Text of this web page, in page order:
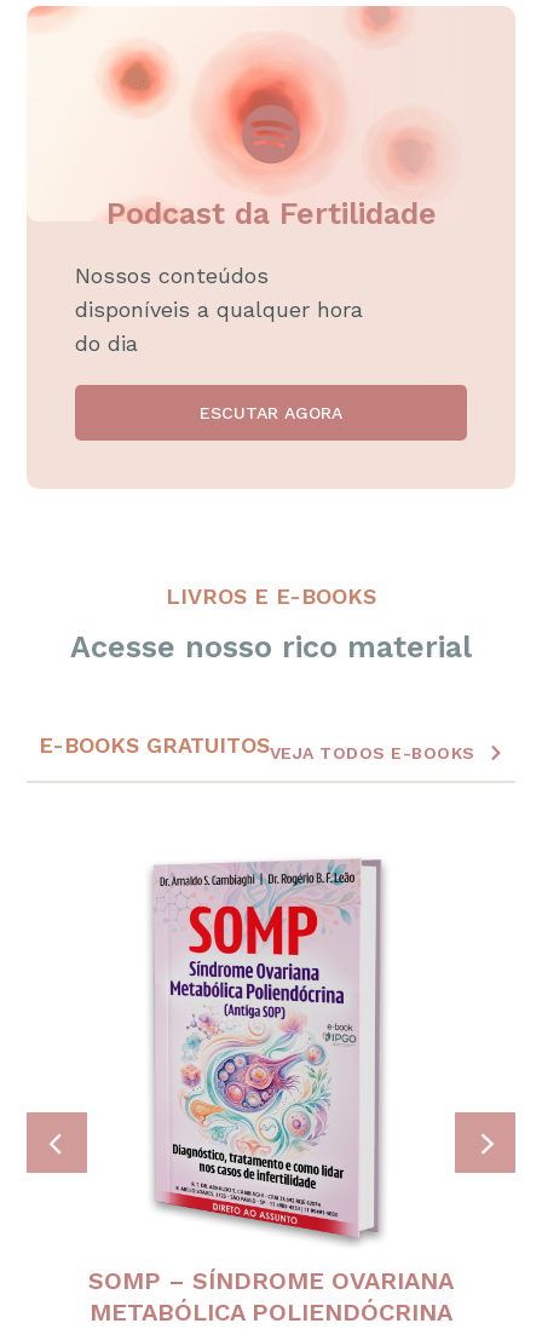
Podcast da Fertilidade
Nossos conteúdos
disponíveis a qualquer hora
do dia
ESCUTAR AGORA
LIVROS E E-BOOKS
Acesse nosso rico material
E-BOOKS GRATUITOSVEJA TODOS E-BOOKS
SOMP – SÍNDROME OVARIANA
METABÓLICA POLIENDÓCRINA